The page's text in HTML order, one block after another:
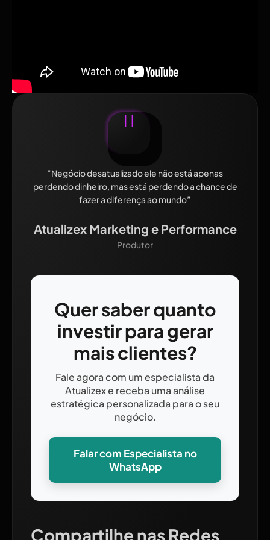
Fonte: Link original
”Negócio desatualizado ele não está apenas
perdendo dinheiro, mas está perdendo a chance de
fazer a diferença ao mundo”
Atualizex Marketing e Performance
Produtor
Quer saber quanto
investir para gerar
mais clientes?
Fale agora com um especialista da
Atualizex e receba uma análise
estratégica personalizada para o seu
negócio.
Falar com Especialista no
WhatsApp
Compartilhe nas Redes